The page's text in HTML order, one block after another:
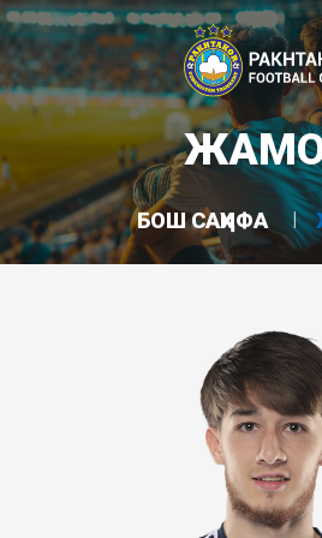
БОШ САҲИФА